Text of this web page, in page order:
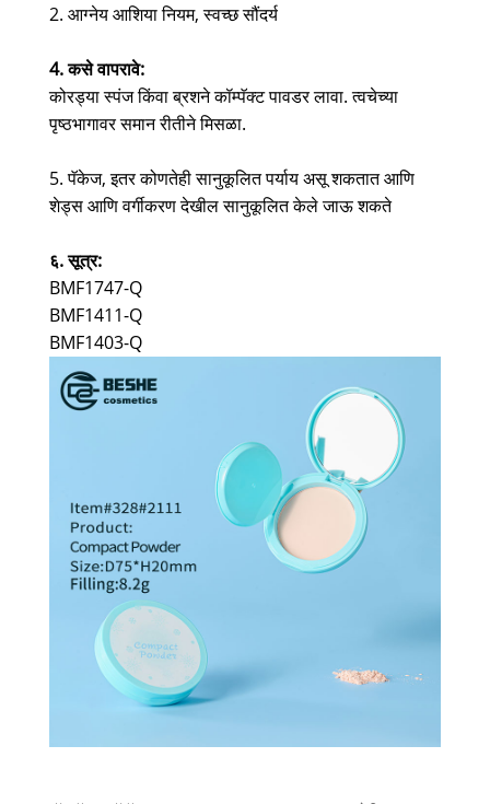
2. आग्नेय आशिया नियम, स्वच्छ सौंदर्य
4. कसे वापरावे:
कोरड्या स्पंज किंवा ब्रशने कॉम्पॅक्ट पावडर लावा. त्वचेच्या
पृष्ठभागावर समान रीतीने मिसळा.
5. पॅकेज, इतर कोणतेही सानुकूलित पर्याय असू शकतात आणि
शेड्स आणि वर्गीकरण देखील सानुकूलित केले जाऊ शकते
६. सूत्र:
BMF1747-Q
BMF1411-Q
BMF1403-Q